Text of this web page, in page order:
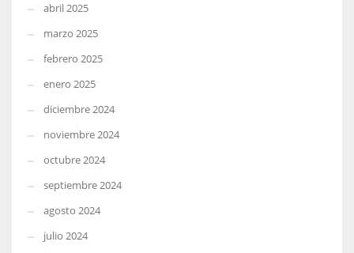
abril 2025
marzo 2025
febrero 2025
enero 2025
diciembre 2024
noviembre 2024
octubre 2024
septiembre 2024
agosto 2024
julio 2024